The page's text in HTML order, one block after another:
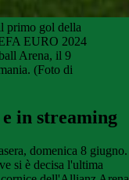
primo gol della
EURO 2024
Arena, il 9
(Foto di
in streaming
domenica 8 giugno.
si è decisa l'ultima